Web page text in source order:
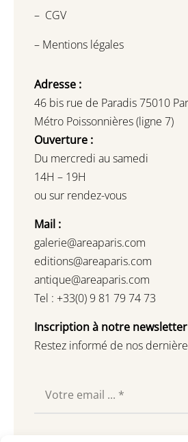
– CGV
– Mentions légales
Adresse :
46 bis rue de Paradis 75010
Métro Poissonnières (ligne 7)
Ouverture :
Du mercredi au samedi
14H – 19H
ou sur rendez-vous
Mail :
galerie@areaparis.com
editions@areaparis.com
antique@areaparis.com
Tel : +33(0) 9 81 79 74 73
Inscription à notre newsletter
Restez informé de nos